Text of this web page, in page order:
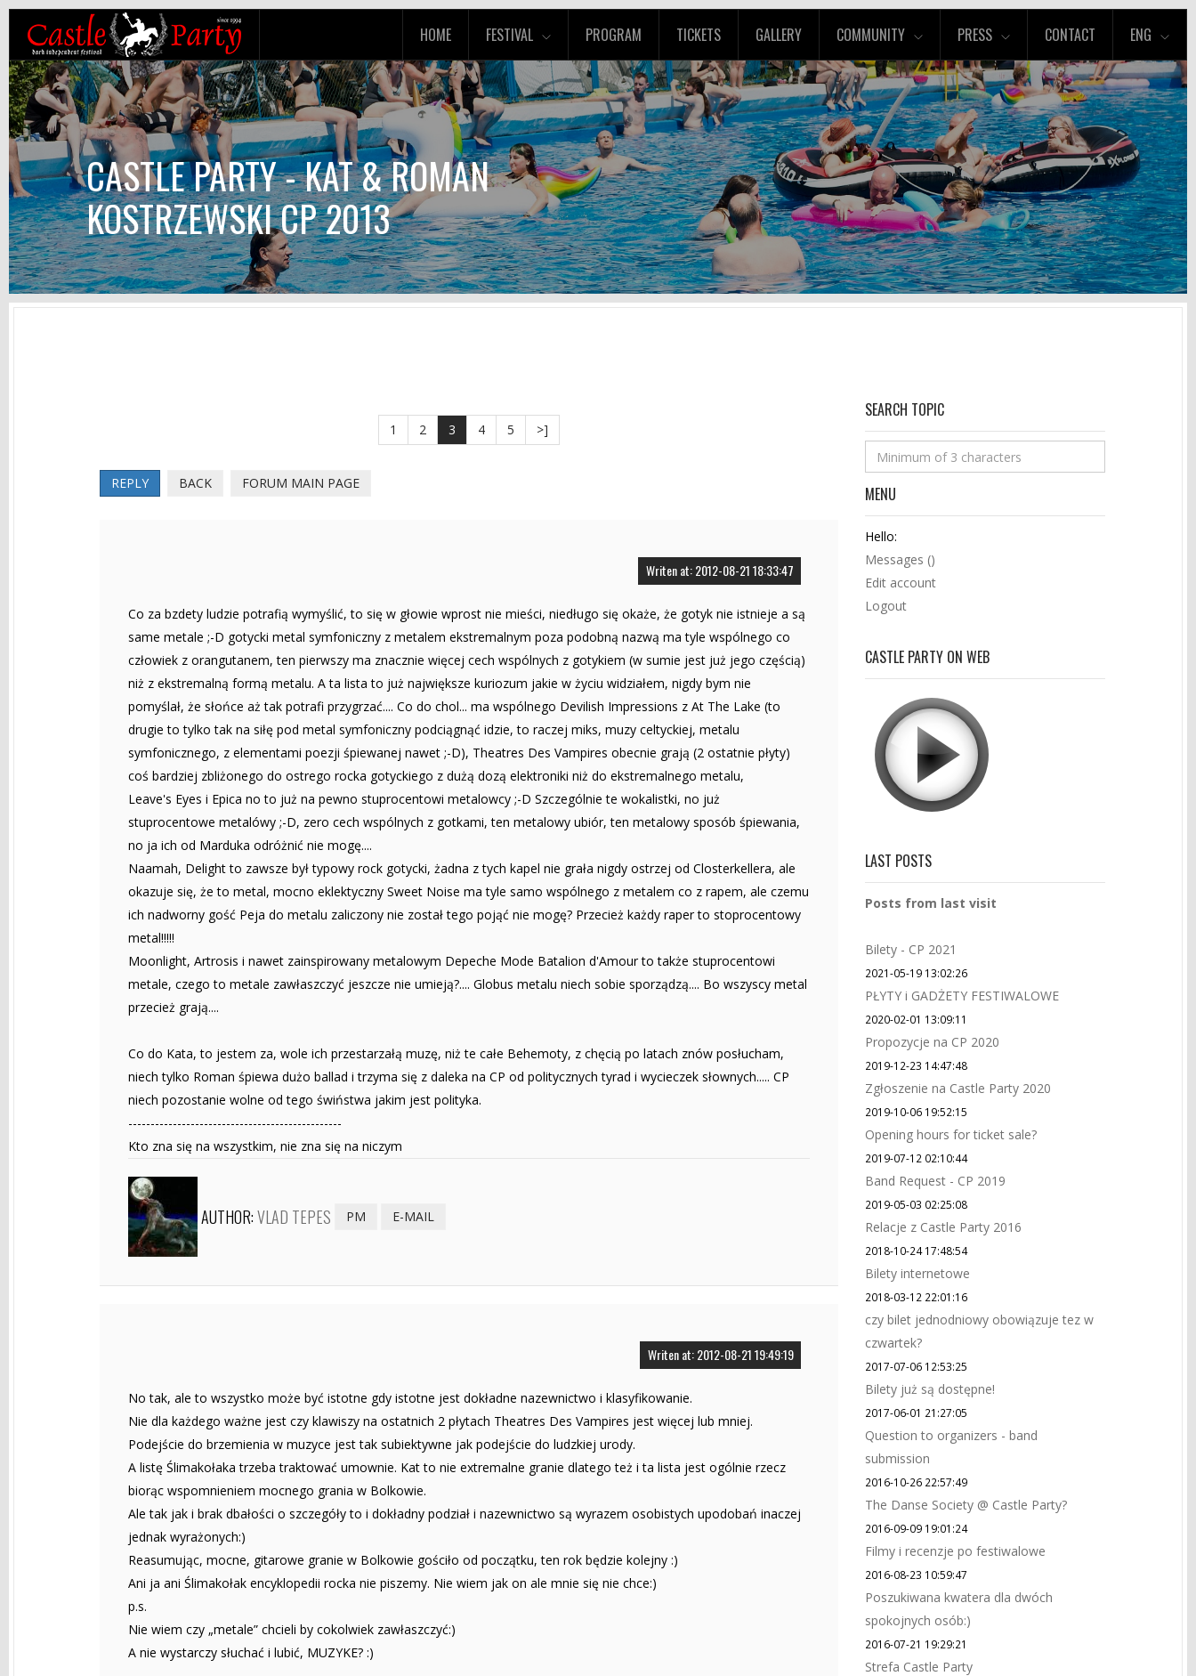
HOME FESTIVAL PROGRAM TICKETS GALLERY COMMUNITY PRESS CONTACT ENG
CASTLE PARTY - KAT & ROMAN
KOSTRZEWSKI CP 2013
1 2 3 4 5 >]
REPLY BACK FORUM MAIN PAGE
Writen at: 2012-08-21 18:33:47
Co za bzdety ludzie potrafią wymyślić, to się w głowie wprost nie mieści, niedługo się okaże, że gotyk nie istnieje a są
same metale ;-D gotycki metal symfoniczny z metalem ekstremalnym poza podobną nazwą ma tyle wspólnego co
człowiek z orangutanem, ten pierwszy ma znacznie więcej cech wspólnych z gotykiem (w sumie jest już jego częścią)
niż z ekstremalną formą metalu. A ta lista to już największe kuriozum jakie w życiu widziałem, nigdy bym nie
pomyślał, że słońce aż tak potrafi przygrzać.... Co do chol... ma wspólnego Devilish Impressions z At The Lake (to
drugie to tylko tak na siłę pod metal symfoniczny podciągnąć idzie, to raczej miks, muzy celtyckiej, metalu
symfonicznego, z elementami poezji śpiewanej nawet ;-D), Theatres Des Vampires obecnie grają (2 ostatnie płyty)
coś bardziej zbliżonego do ostrego rocka gotyckiego z dużą dozą elektroniki niż do ekstremalnego metalu,
Leave's Eyes i Epica no to już na pewno stuprocentowi metalowcy ;-D Szczególnie te wokalistki, no już
stuprocentowe metalówy ;-D, zero cech wspólnych z gotkami, ten metalowy ubiór, ten metalowy sposób śpiewania,
no ja ich od Marduka odróżnić nie mogę....
Naamah, Delight to zawsze był typowy rock gotycki, żadna z tych kapel nie grała nigdy ostrzej od Closterkellera, ale
okazuje się, że to metal, mocno eklektyczny Sweet Noise ma tyle samo wspólnego z metalem co z rapem, ale czemu
ich nadworny gość Peja do metalu zaliczony nie został tego pojąć nie mogę? Przecież każdy raper to stoprocentowy
metal!!!!!
Moonlight, Artrosis i nawet zainspirowany metalowym Depeche Mode Batalion d'Amour to także stuprocentowi
metale, czego to metale zawłaszczyć jeszcze nie umieją?.... Globus metalu niech sobie sporządzą.... Bo wszyscy metal
przecież grają....
Co do Kata, to jestem za, wole ich przestarzałą muzę, niż te całe Behemoty, z chęcią po latach znów posłucham,
niech tylko Roman śpiewa dużo ballad i trzyma się z daleka na CP od politycznych tyrad i wycieczek słownych..... CP
niech pozostanie wolne od tego świństwa jakim jest polityka.
------------------------------------------------
Kto zna się na wszystkim, nie zna się na niczym
AUTHOR:VLAD TEPES PM E-MAIL
Writen at: 2012-08-21 19:49:19
No tak, ale to wszystko może być istotne gdy istotne jest dokładne nazewnictwo i klasyfikowanie.
Nie dla każdego ważne jest czy klawiszy na ostatnich 2 płytach Theatres Des Vampires jest więcej lub mniej.
Podejście do brzemienia w muzyce jest tak subiektywne jak podejście do ludzkiej urody.
A listę Ślimakołaka trzeba traktować umownie. Kat to nie extremalne granie dlatego też i ta lista jest ogólnie rzecz
biorąc wspomnieniem mocnego grania w Bolkowie.
Ale tak jak i brak dbałości o szczegóły to i dokładny podział i nazewnictwo są wyrazem osobistych upodobań inaczej
jednak wyrażonych:)
Reasumując, mocne, gitarowe granie w Bolkowie gościło od początku, ten rok będzie kolejny :)
Ani ja ani Ślimakołak encyklopedii rocka nie piszemy. Nie wiem jak on ale mnie się nie chce:)
p.s.
Nie wiem czy „metale” chcieli by cokolwiek zawłaszczyć:)
A nie wystarczy słuchać i lubić, MUZYKE? :)
SEARCH TOPIC
MENU
Hello:
Messages ()
Edit account
Logout
CASTLE PARTY ON WEB
LAST POSTS
Posts from last visit
Bilety - CP 2021
2021-05-19 13:02:26
PŁYTY i GADŻETY FESTIWALOWE
2020-02-01 13:09:11
Propozycje na CP 2020
2019-12-23 14:47:48
Zgłoszenie na Castle Party 2020
2019-10-06 19:52:15
Opening hours for ticket sale?
2019-07-12 02:10:44
Band Request - CP 2019
2019-05-03 02:25:08
Relacje z Castle Party 2016
2018-10-24 17:48:54
Bilety internetowe
2018-03-12 22:01:16
czy bilet jednodniowy obowiązuje tez w
czwartek?
2017-07-06 12:53:25
Bilety już są dostępne!
2017-06-01 21:27:05
Question to organizers - band
submission
2016-10-26 22:57:49
The Danse Society @ Castle Party?
2016-09-09 19:01:24
Filmy i recenzje po festiwalowe
2016-08-23 10:59:47
Poszukiwana kwatera dla dwóch
spokojnych osób:)
2016-07-21 19:29:21
Strefa Castle Party